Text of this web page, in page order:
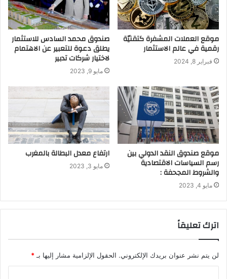
موقع العملات المشفرة كتقنيّة
رقمية في عالم الاستثمار
فبراير 8, 2024
صندوق محمد السادس للاستثمار
يطلق دعوة للتعبير عن الاهتمام
لاختيار شركات تدبير
مايو 9, 2023
موقع صندوق النقد الدولي بين
رسم السياسات الاقتصادية
والشروط المجحفة :
مايو 4, 2023
ارتفاع معدل البطالة بالمغرب
مايو 3, 2023
اترك تعليقاً
لن يتم نشر عنوان بريدك الإلكتروني. الحقول الإلزامية مشار إليها بـ *